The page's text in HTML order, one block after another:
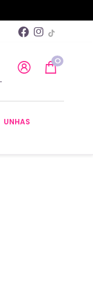
0
UNHAS